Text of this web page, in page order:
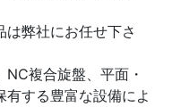
は弊社にお任せ下さ
複合旋盤、平面・
有する豊富な設備によ